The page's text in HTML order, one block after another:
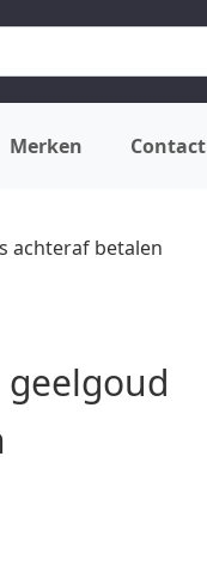
Merken Contact
achteraf betalen